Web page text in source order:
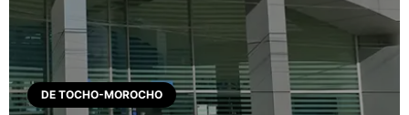
DE TOCHO-MOROCHO